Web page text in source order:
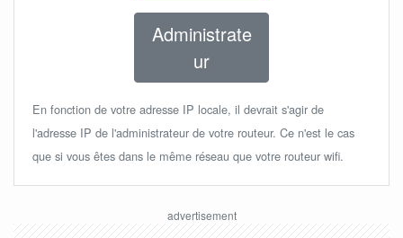
Administrate
ur
En fonction de votre adresse IP locale, il devrait s'agir de
l'adresse IP de l'administrateur de votre routeur. Ce n'est le cas
que si vous êtes dans le même réseau que votre routeur wifi.